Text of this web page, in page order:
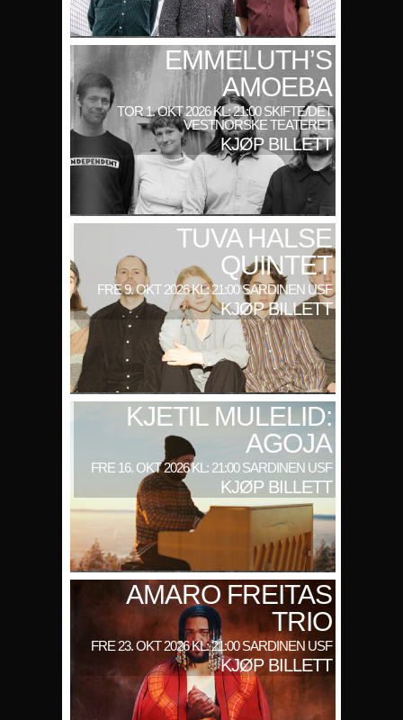
EMMELUTH’S
AMOEBA
TOR 1. OKT 2026 KL: 21:00 SKIFTE/DET
VESTNORSKE TEATERET
KJØP BILLETT
TUVA HALSE
QUINTET
FRE 9. OKT 2026 KL: 21:00 SARDINEN USF
KJØP BILLETT
KJETIL MULELID:
AGOJA
FRE 16. OKT 2026 KL: 21:00 SARDINEN USF
KJØP BILLETT
AMARO FREITAS
TRIO
FRE 23. OKT 2026 KL: 21:00 SARDINEN USF
KJØP BILLETT